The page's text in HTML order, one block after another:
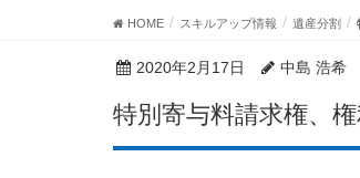
HOME スキルアップ情報 遺産分割
2020年2月17日 中島 浩希
特別寄与料請求権、